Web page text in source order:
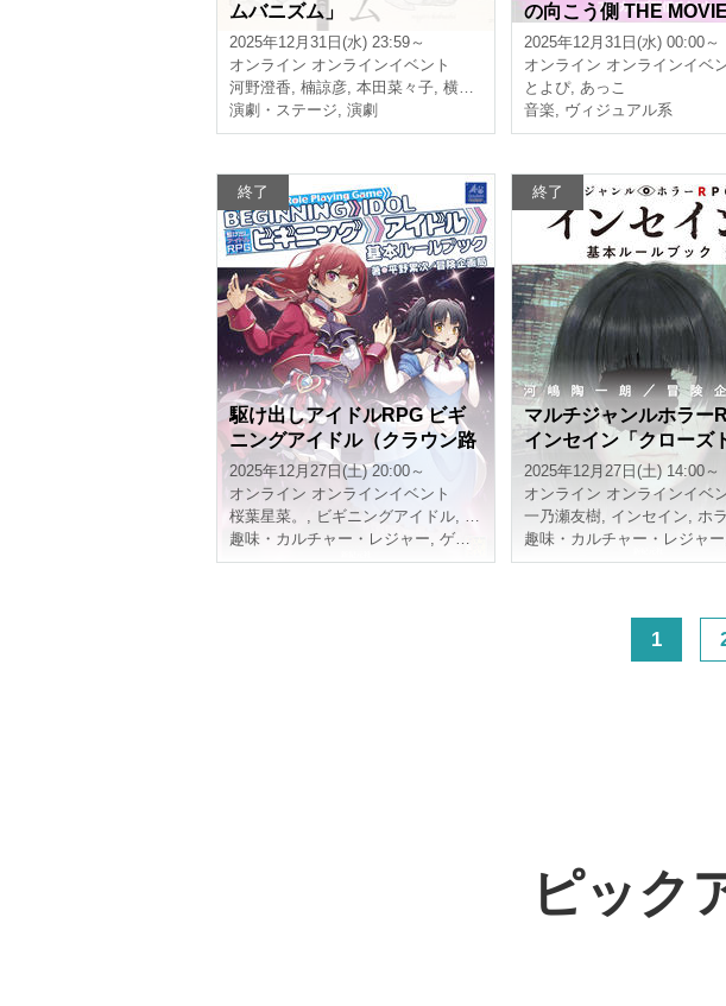
ムバニズム」
2025年12月31日(水) 23:59～
オンライン オンラインイベント
河野澄香, 楠諒彦, 本田菜々子, 横川十帆
演劇・ステージ, 演劇
の向こう側 THE
カイブ)
2025年12月31日(水) 00:00～
オンライン オンラインイベ
とよぴ, あっこ
音楽, ヴィジュアル系
終了
駆け出しアイドルRPG ビギ
ニングアイドル（クラウン路
線）「顔がいいにもほどがあ
る」【4時間】
2025年12月27日(土) 20:00～
オンライン オンラインイベント
桜葉星菜。 , ビギニングアイドル, 4時間
趣味・カルチャー・レジャー, ゲーム
終了
マルチジャンルホラー
インセイン「クローズ
ークル・クリスマス」
間】
2025年12月27日(土) 14:00～
オンライン オンラインイベ
一乃瀬友樹, インセイン, ホ
趣味・カルチャー・レジャー
1
ピック